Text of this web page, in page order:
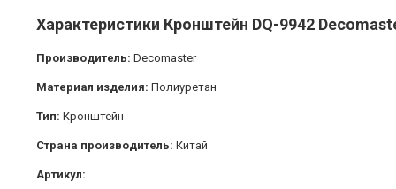
Характеристики Кронштейн DQ-9942
Производитель: Decomaster
Материал изделия: Полиуретан
Тип: Кронштейн
Страна производитель: Китай
Артикул: